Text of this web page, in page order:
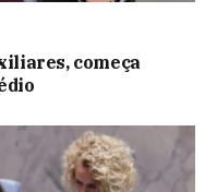
começa